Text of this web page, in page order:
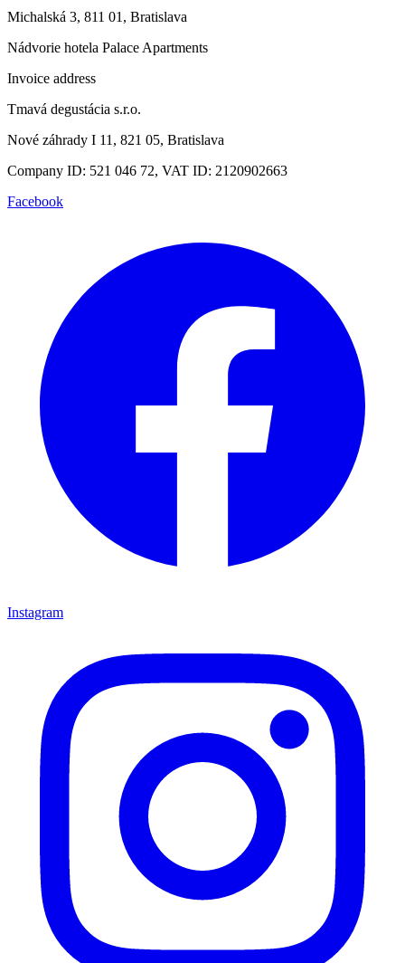
Michalská 3, 811 01, Bratislava
Nádvorie hotela Palace Apartments
Invoice address
Tmavá degustácia s.r.o.
Nové záhrady I 11, 821 05, Bratislava
Company ID: 521 046 72, VAT ID: 2120902663
Facebook
Instagram